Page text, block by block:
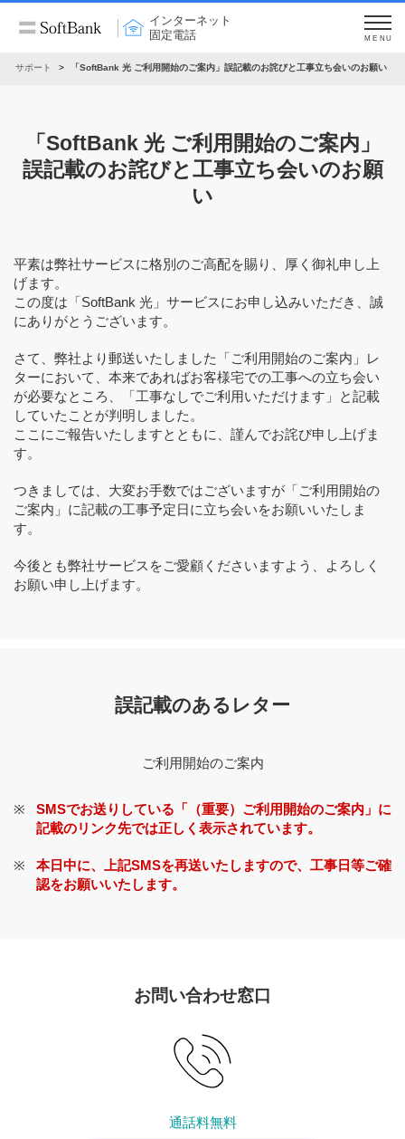
インターネット
固定電話
MENU
サポート 「SoftBank 光 ご利用開始のご案内」誤記載のお詫びと工事立ち会いのお願い
「SoftBank 光 ご利用開始のご案内」
誤記載のお詫びと工事立ち会いのお願
い
平素は弊社サービスに格別のご高配を賜り、厚く御礼申し上
げます。
この度は「SoftBank 光」サービスにお申し込みいただき、誠
にありがとうございます。
さて、弊社より郵送いたしました「ご利用開始のご案内」レ
ターにおいて、本来であればお客様宅での工事への立ち会い
が必要なところ、「工事なしでご利用いただけます」と記載
していたことが判明しました。
ここにご報告いたしますとともに、謹んでお詫び申し上げま
す。
つきましては、大変お手数ではございますが「ご利用開始の
ご案内」に記載の工事予定日に立ち会いをお願いいたしま
す。
今後とも弊社サービスをご愛顧くださいますよう、よろしく
お願い申し上げます。
誤記載のあるレター
ご利用開始のご案内
SMSでお送りしている「（重要）ご利用開始のご案内」に
記載のリンク先では正しく表示されています。
本日中に、上記SMSを再送いたしますので、工事日等ご確
認をお願いいたします。
お問い合わせ窓口
通話料無料